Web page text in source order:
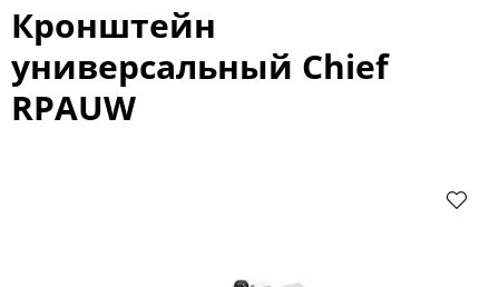
Кронштейн
универсальный Chief
RPAUW